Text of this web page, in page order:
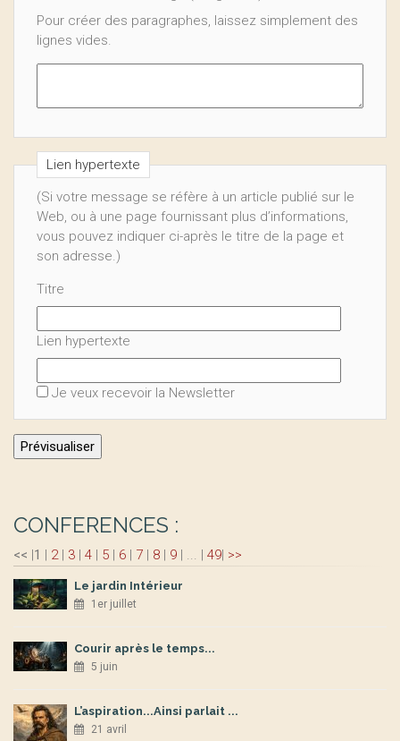
Pour créer des paragraphes, laissez simplement des
lignes vides.
Lien hypertexte
(Si votre message se réfère à un article publié sur le
Web, ou à une page fournissant plus d’informations,
vous pouvez indiquer ci-après le titre de la page et
son adresse.)
Titre
Lien hypertexte
Je veux recevoir la Newsletter
CONFERENCES :
<< |1 | 2| 3 | 4 | 5 | 6 | 7 | 8 | 9 | ... | 49| >>
Le jardin Intérieur
1er juillet
Courir après le temps...
5 juin
L’aspiration...Ainsi parlait ...
21 avril